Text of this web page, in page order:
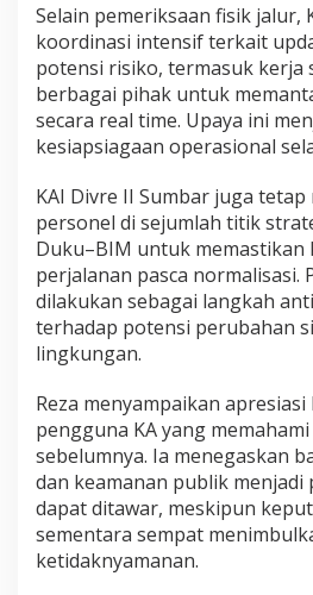
Selain pemeriksaan fisik jalur,
koordinasi intensif terkait
potensi risiko, termasuk kerja
berbagai pihak untuk
secara real time. Upaya ini
kesiapsiagaan operasional
KAI Divre II Sumbar juga
personel di sejumlah titik
Duku–BIM untuk memastikan
perjalanan pasca normalisasi.
dilakukan sebagai langkah
terhadap potensi perubahan
lingkungan.
Reza menyampaikan
pengguna KA yang
sebelumnya. Ia menegaskan
dan keamanan publik
dapat ditawar, meskipun
sementara sempat
ketidaknyamanan.